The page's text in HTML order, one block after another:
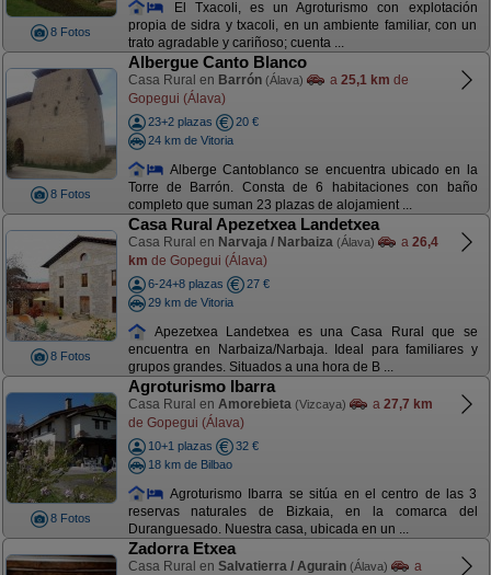
8 Fotos
El Txacoli, es un Agroturismo con explotación
propia de sidra y txacoli, en un ambiente familiar, con un
trato agradable y cariñoso; cuenta ...
8 Fotos
Albergue Canto Blanco
Casa Rural en Barrón (Álava) a 25,1 km de
Gopegui (Álava)
23+2 plazas
20 €
24 km de Vitoria
Alberge Cantoblanco se encuentra ubicado en la
Torre de Barrón. Consta de 6 habitaciones con baño
completo que suman 23 plazas de alojamient ...
8 Fotos
Casa Rural Apezetxea Landetxea
Casa Rural en Narvaja / Narbaiza (Álava) a 26,4
km de Gopegui (Álava)
6-24+8 plazas
27 €
29 km de Vitoria
Apezetxea Landetxea es una Casa Rural que se
encuentra en Narbaiza/Narbaja. Ideal para familiares y
grupos grandes. Situados a una hora de B ...
8 Fotos
Agroturismo Ibarra
Casa Rural en Amorebieta (Vizcaya) a 27,7 km
de Gopegui (Álava)
10+1 plazas
32 €
18 km de Bilbao
Agroturismo Ibarra se sitúa en el centro de las 3
reservas naturales de Bizkaia, en la comarca del
Duranguesado. Nuestra casa, ubicada en un ...
Zadorra Etxea
Casa Rural en Salvatierra / Agurain (Álava)
a